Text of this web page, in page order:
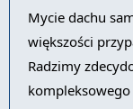
Mycie dachu
większości
Radzimy
kompleksowego